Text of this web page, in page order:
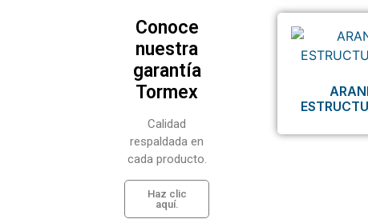
Conoce
nuestra
garantía
Tormex
Calidad
respaldada en
cada producto.
Haz clic
aquí.